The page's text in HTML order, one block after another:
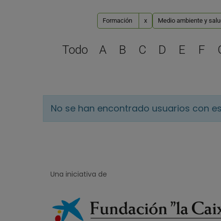
Formación x Medio ambiente y
Todo A B C D E F
No se han encontrado usuarios con
Una iniciativa de